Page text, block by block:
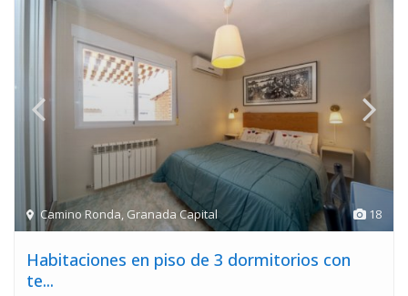
18
Camino Ronda, Granada Capital
Habitaciones en piso de 3 dormitorios con
te...